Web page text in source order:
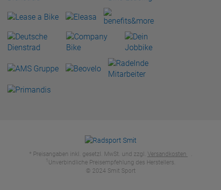
* Preisangaben inkl. gesetzl. MwSt. und zzgl. Versandkosten .
1 Unverbindliche Preisempfehlung des Herstellers.
© 2024 Smit Sport